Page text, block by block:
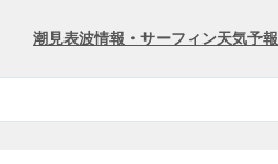
潮見表波情報・サーフィン天気予報